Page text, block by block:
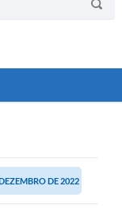
DE 2022